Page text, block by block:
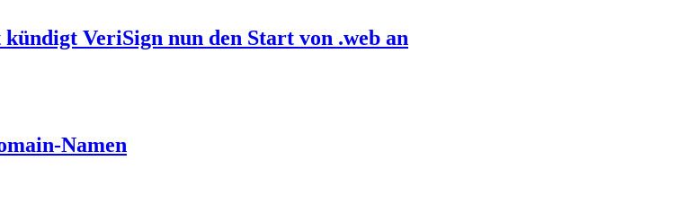
VeriSign nun den Start von .web an
Namen